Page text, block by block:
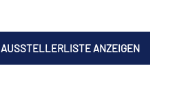
AUSSTELLERLISTE ANZEIGEN